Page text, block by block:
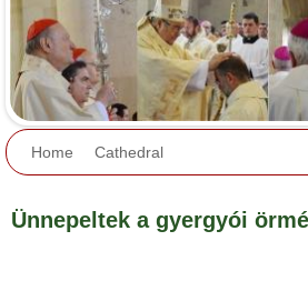
Home Cathedral
Ünnepeltek a gyergyói